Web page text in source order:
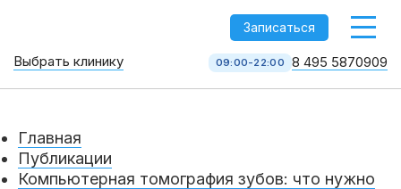
Записаться
8 495 587 09 09
Выбрать клинику 09:00-22:00 8 495 5870909
Главная
Публикации
Компьютерная томография зубов: что нужно